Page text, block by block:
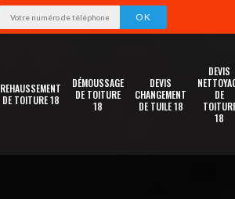
REHAUSSEMENT
DE TOITURE 18
DÉMOUSSAGE
DE TOITURE
18
DEVIS
CHANGEMENT
DE TUILE 18
DEVIS
DE
18